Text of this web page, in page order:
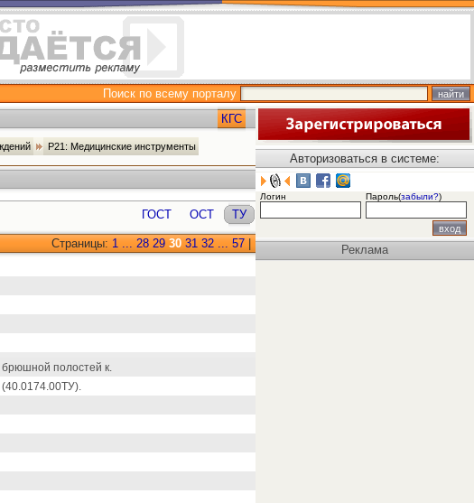
Поиск по всему порталу
КГС
Р21: Медицинские инструменты
ГОСТ ОСТ ТУ
Страницы: 1 ... 28 29 30 31 32 ... 57
брюшной полостей к.
Авторизоваться в системе:
Логин Пароль(забыли?)
Реклама